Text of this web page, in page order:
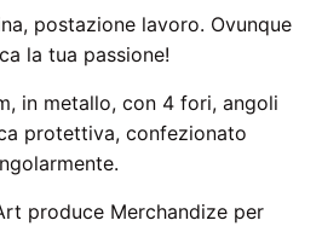
postazione lavoro. Ovunque
la tua passione!
in metallo, con 4 fori, angoli
protettiva, confezionato
produce Merchandize per